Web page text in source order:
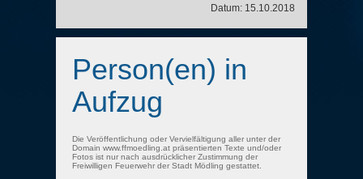
Datum: 15.10.2018
Person(en) in
Aufzug
Die Veröffentlichung oder Vervielfältigung aller unter der
Domain www.ffmoedling.at präsentierten Texte und/oder
Fotos ist nur nach ausdrücklicher Zustimmung der
Freiwilligen Feuerwehr der Stadt Mödling gestattet.